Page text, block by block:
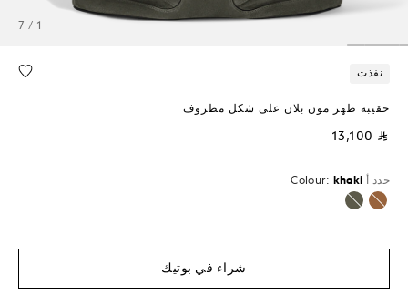
1 / 7
نفذت
حقيبة ظهر مون بلان على شكل مظروف
⃁ 13,100
حدد أ Colour: khaki
محدد
شراء في بوتيك